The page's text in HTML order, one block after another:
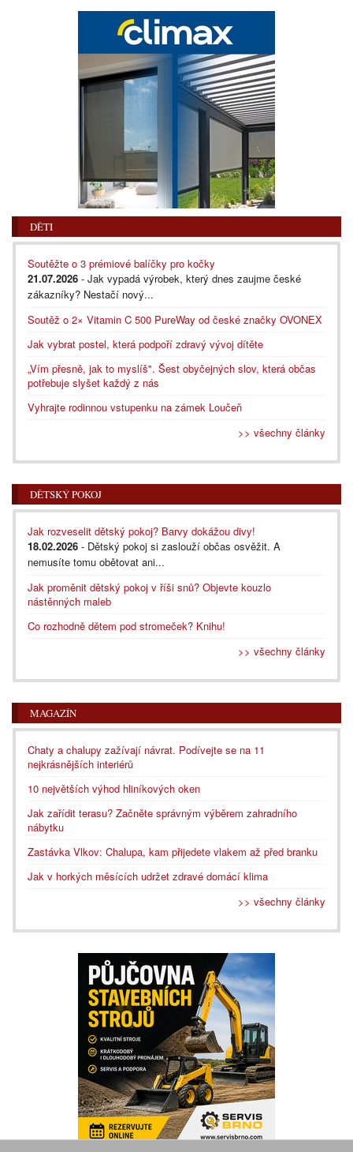
DĚTI
Soutěžte o 3 prémiové balíčky pro kočky
21.07.2026 - Jak vypadá výrobek, který dnes zaujme české
zákazníky? Nestačí nový...
Soutěž o 2× Vitamin C 500 PureWay od české značky OVONEX
Jak vybrat postel, která podpoří zdravý vývoj dítěte
„Vím přesně, jak to myslíš". Šest obyčejných slov, která občas
potřebuje slyšet každý z nás
Vyhrajte rodinnou vstupenku na zámek Loučeň
>> všechny články
DĚTSKÝ POKOJ
Jak rozveselit dětský pokoj? Barvy dokážou divy!
18.02.2026 - Dětský pokoj si zaslouží občas osvěžit. A
nemusíte tomu obětovat ani...
Jak proměnit dětský pokoj v říši snů? Objevte kouzlo
nástěnných maleb
Co rozhodně dětem pod stromeček? Knihu!
>> všechny články
MAGAZÍN
Chaty a chalupy zažívají návrat. Podívejte se na 11
nejkrásnějších interiérů
10 největších výhod hliníkových oken
Jak zařídit terasu? Začněte správným výběrem zahradního
nábytku
Zastávka Vlkov: Chalupa, kam přijedete vlakem až před branku
Jak v horkých měsících udržet zdravé domácí klima
>> všechny články